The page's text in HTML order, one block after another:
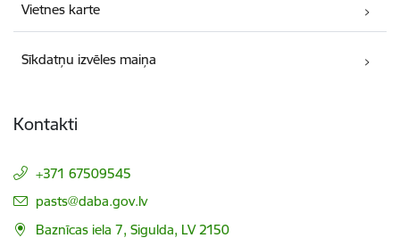
Vietnes karte
Sīkdatņu izvēles maiņa
Kontakti
+371 67509545
E-pasts:
pasts@daba.gov.lv
Baznīcas iela 7, Sigulda, LV 2150